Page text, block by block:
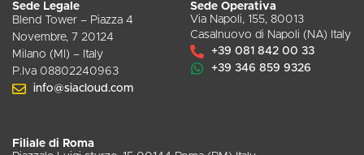
Sede Legale
Blend Tower – Piazza 4
Novembre, 7 20124
Milano (MI) – Italy
P.Iva 08802240963
info@siacloud.com
Sede Operativa
Via Napoli, 155, 80013
Casalnuovo di Napoli (NA) Italy
+39 081 842 00 33
+39 346 859 9326
Filiale di Roma